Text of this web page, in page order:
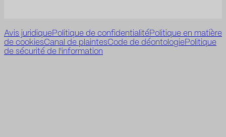
Avis juridiquePolitique de confidentialitéPolitique en matière
de cookiesCanal de plaintesCode de déontologiePolitique
de sécurité de l'information